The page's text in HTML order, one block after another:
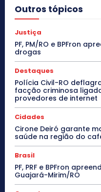
Outros tópicos
Justiça
PF, PM/RO e BPFron
drogas
Destaques
Polícia Civil-RO
facção criminosa
provedores de internet
Cidades
Cirone Deiró garante
saúde na região do
Brasil
PF, PRF e BPFron
Guajará-Mirim/RO